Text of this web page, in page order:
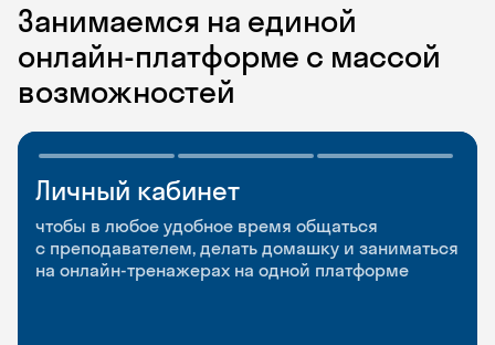
Занимаемся на единой
онлайн-платформе с массой
возможностей
Личный кабинет
чтобы в любое удобное время общаться
с преподавателем, делать домашку и заниматься
на онлайн-тренажерах на одной платформе
Мобильное
приложение
чтобы заниматься и изучать новые слова где
и когда удобно
Разговорные клубы
и Talks
Групповые занятия для разговорной практики
и индивидуальные встречи с преподавателями